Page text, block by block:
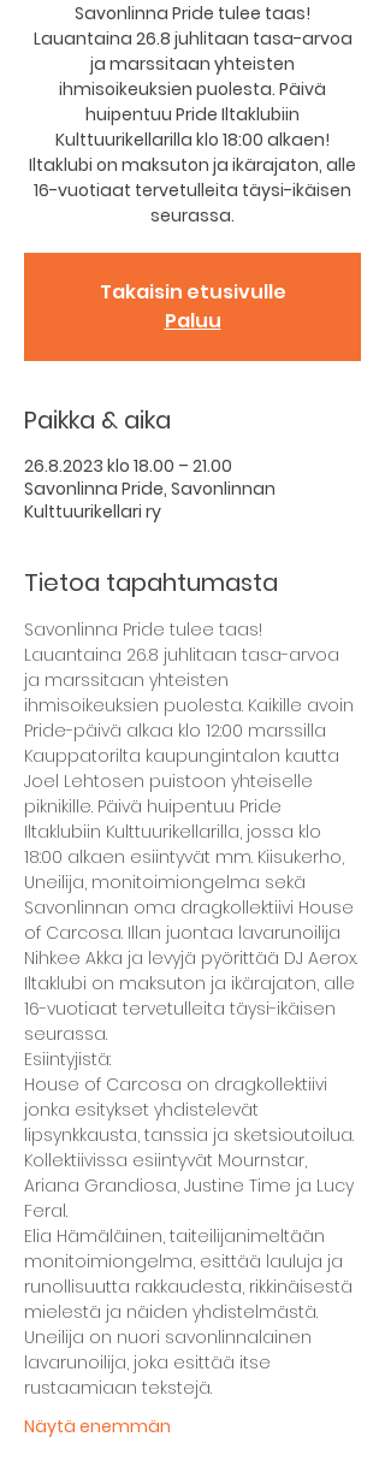
Savonlinna Pride tulee taas!
Lauantaina 26.8 juhlitaan tasa-arvoa
ja marssitaan yhteisten
ihmisoikeuksien puolesta. Päivä
huipentuu Pride Iltaklubiin
Kulttuurikellarilla klo 18:00 alkaen!
Iltaklubi on maksuton ja ikärajaton, alle
16-vuotiaat tervetulleita täysi-ikäisen
Takaisin etusivulle
Paluu
Paikka & aika
26.8.2023 klo 18.00 – 21.00
Savonlinna Pride, Savonlinnan
Kulttuurikellari ry
Tietoa tapahtumasta
Savonlinna Pride tulee taas!
Lauantaina 26.8 juhlitaan tasa-arvoa
ja marssitaan yhteisten
ihmisoikeuksien puolesta. Kaikille avoin
Pride-päivä alkaa klo 12:00 marssilla
Kauppatorilta kaupungintalon kautta
Joel Lehtosen puistoon yhteiselle
piknikille. Päivä huipentuu Pride
Iltaklubiin Kulttuurikellarilla, jossa klo
18:00 alkaen esiintyvät mm. Kiisukerho,
Uneilija, monitoimiongelma sekä
Savonlinnan oma dragkollektiivi House
of Carcosa. Illan juontaa lavarunoilija
Nihkee Akka ja levyjä pyörittää DJ Aerox.
Iltaklubi on maksuton ja ikärajaton, alle
16-vuotiaat tervetulleita täysi-ikäisen
seurassa.
Esiintyjistä:
House of Carcosa on dragkollektiivi
jonka esitykset yhdistelevät
lipsynkkausta, tanssia ja sketsioutoilua.
Kollektiivissa esiintyvät Mournstar,
Ariana Grandiosa, Justine Time ja Lucy
Feral.
Elia Hämäläinen, taiteilijanimeltään
monitoimiongelma, esittää lauluja ja
runollisuutta rakkaudesta, rikkinäisestä
mielestä ja näiden yhdistelmästä.
Uneilija on nuori savonlinnalainen
lavarunoilija, joka esittää itse
rustaamiaan tekstejä.
Näytä enemmän